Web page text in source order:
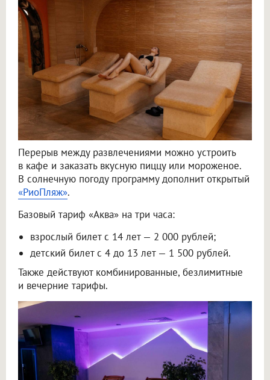
Перерыв между развлечениями можно устроить
в кафе и заказать вкусную пиццу или мороженое.
В солнечную погоду программу дополнит открытый
«РиоПляж».
Базовый тариф «Аква» на три часа:
взрослый билет с 14 лет — 2 000 рублей;
детский билет с 4 до 13 лет — 1 500 рублей.
Также действуют комбинированные, безлимитные
и вечерние тарифы.